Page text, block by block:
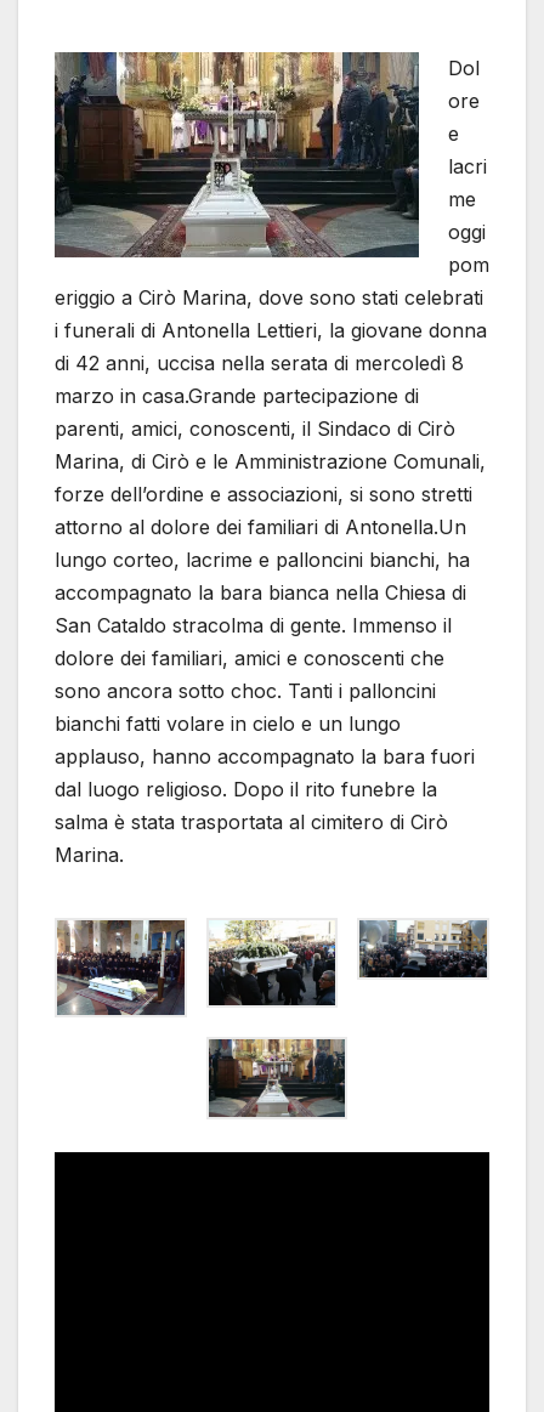
Dol
ore
e
lacri
me
oggi
pom
eriggio a Cirò Marina, dove sono stati celebrati
i funerali di Antonella Lettieri, la giovane donna
di 42 anni, uccisa nella serata di mercoledì 8
marzo in casa.Grande partecipazione di
parenti, amici, conoscenti, il Sindaco di Cirò
Marina, di Cirò e le Amministrazione Comunali,
forze dell’ordine e associazioni, si sono stretti
attorno al dolore dei familiari di Antonella.Un
lungo corteo, lacrime e palloncini bianchi, ha
accompagnato la bara bianca nella Chiesa di
San Cataldo stracolma di gente. Immenso il
dolore dei familiari, amici e conoscenti che
sono ancora sotto choc. Tanti i palloncini
bianchi fatti volare in cielo e un lungo
applauso, hanno accompagnato la bara fuori
dal luogo religioso. Dopo il rito funebre la
salma è stata trasportata al cimitero di Cirò
Marina.